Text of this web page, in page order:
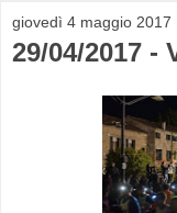
giovedì 4 maggio 2017
29/04/2017 -